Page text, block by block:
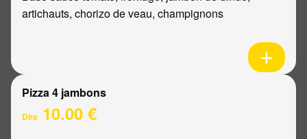
artichauts, chorizo de veau, champignons
Pizza 4 jambons
Dès 10.00 €